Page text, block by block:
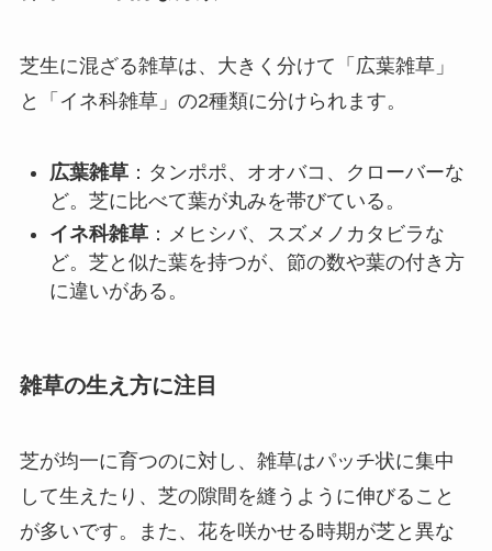
芝生に混ざる雑草は、大きく分けて「広葉雑草」
と「イネ科雑草」の2種類に分けられます。
広葉雑草：タンポポ、オオバコ、クローバーな
ど。芝に比べて葉が丸みを帯びている。
イネ科雑草：メヒシバ、スズメノカタビラな
ど。芝と似た葉を持つが、節の数や葉の付き方
に違いがある。
雑草の生え方に注目
芝が均一に育つのに対し、雑草はパッチ状に集中
して生えたり、芝の隙間を縫うように伸びること
が多いです。また、花を咲かせる時期が芝と異な